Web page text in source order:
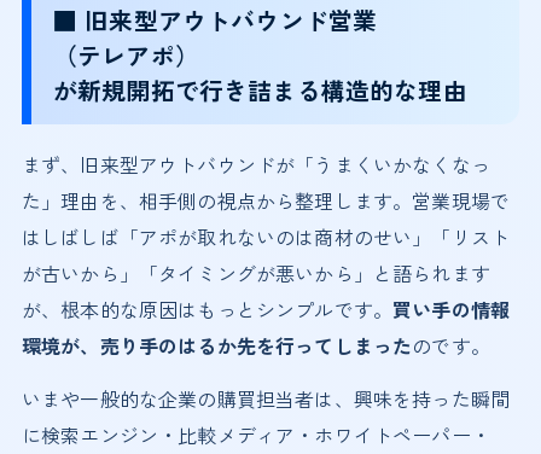
■ 旧来型アウトバウンド営業
（テレアポ）
が新規開拓で行き詰まる構造的な理由
まず、旧来型アウトバウンドが「うまくいかなくなっ
た」理由を、相手側の視点から整理します。営業現場で
はしばしば「アポが取れないのは商材のせい」「リスト
が古いから」「タイミングが悪いから」と語られます
が、根本的な原因はもっとシンプルです。 買い手の情報
環境が、売り手のはるか先を行ってしまったのです。
いまや一般的な企業の購買担当者は、興味を持った瞬間
に検索エンジン・比較メディア・ホワイトペーパー・